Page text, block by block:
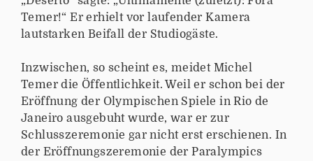
Temer!“ Er erhielt vor laufender Kamera
lautstarken Beifall der Studiogäste.
Inzwischen, so scheint es, meidet Michel
Temer die Öffentlichkeit. Weil er schon bei der
Eröffnung der Olympischen Spiele in Rio de
Janeiro ausgebuht wurde, war er zur
Schlusszeremonie gar nicht erst erschienen. In
der Eröffnungszeremonie der Paralympics